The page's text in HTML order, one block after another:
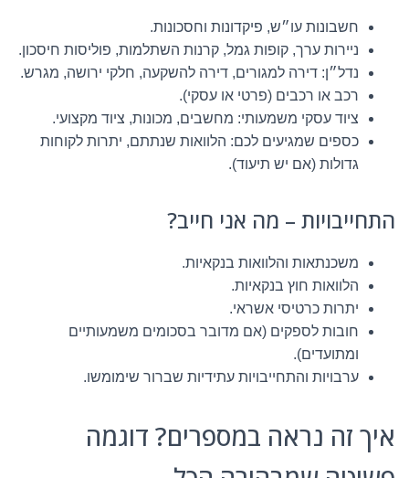
חשבונות עו״ש, פיקדונות וחסכונות.
ניירות ערך, קופות גמל, קרנות השתלמות, פוליסות חיסכון.
נדל״ן: דירה למגורים, דירה להשקעה, חלקי ירושה, מגרש.
רכב או רכבים (פרטי או עסקי).
ציוד עסקי משמעותי: מחשבים, מכונות, ציוד מקצועי.
כספים שמגיעים לכם: הלוואות שנתתם, יתרות לקוחות
גדולות (אם יש תיעוד).
התחייבויות – מה אני חייב?
משכנתאות והלוואות בנקאיות.
הלוואות חוץ בנקאיות.
יתרות כרטיסי אשראי.
חובות לספקים (אם מדובר בסכומים משמעותיים
ומתועדים).
ערבויות והתחייבויות עתידיות שברור שימומשו.
איך זה נראה במספרים? דוגמה